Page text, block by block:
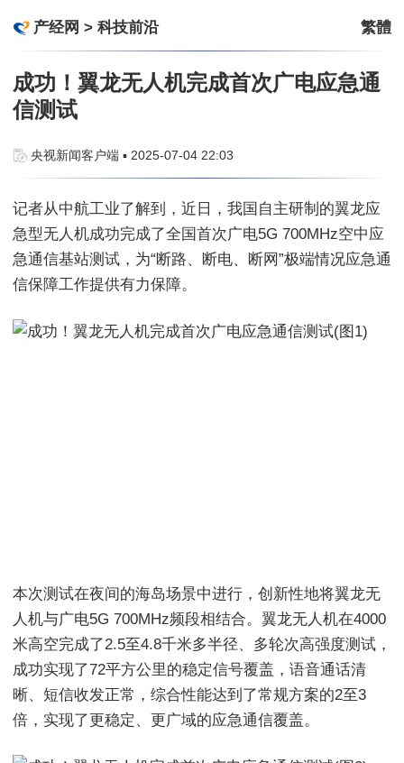
产经网 > 科技前沿 繁體
成功！翼龙无人机完成首次广电应急通
信测试
央视新闻客户端 ▪ 2025-07-04 22:03
记者从中航工业了解到，近日，我国自主研制的翼龙应
急型无人机成功完成了全国首次广电5G 700MHz空中应
急通信基站测试，为“断路、断电、断网”极端情况应急通
信保障工作提供有力保障。
本次测试在夜间的海岛场景中进行，创新性地将翼龙无
人机与广电5G 700MHz频段相结合。翼龙无人机在4000
米高空完成了2.5至4.8千米多半径、多轮次高强度测试，
成功实现了72平方公里的稳定信号覆盖，语音通话清
晰、短信收发正常，综合性能达到了常规方案的2至3
倍，实现了更稳定、更广域的应急通信覆盖。